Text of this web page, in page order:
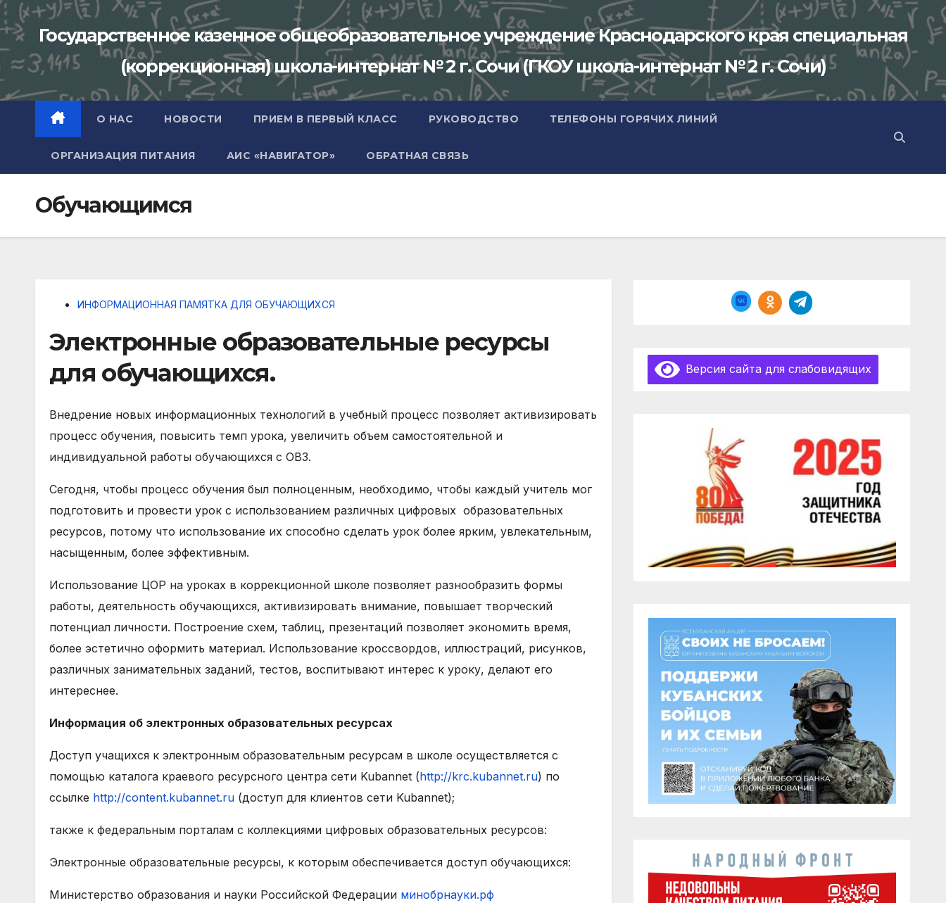
Перейти
к
содержимому
Государственное казенное общеобразовательное учреждение Краснодарского края специальная
(коррекционная) школа-интернат № 2 г. Сочи (ГКОУ школа-интернат № 2 г. Сочи)
О НАС НОВОСТИ ПРИЕМ В ПЕРВЫЙ КЛАСС РУКОВОДСТВО ТЕЛЕФОНЫ ГОРЯЧИХ ЛИНИЙ
ОРГАНИЗАЦИЯ ПИТАНИЯ АИС «НАВИГАТОР» ОБРАТНАЯ СВЯЗЬ
Обучающимся
ИНФОРМАЦИОННАЯ ПАМЯТКА ДЛЯ ОБУЧАЮЩИХСЯ
Электронные образовательные ресурсы
для обучающихся.
Внедрение новых информационных технологий в учебный процесс позволяет активизировать
процесс обучения, повысить темп урока, увеличить объем самостоятельной и
индивидуальной работы обучающихся с ОВЗ.
Сегодня, чтобы процесс обучения был полноценным, необходимо, чтобы каждый учитель мог
подготовить и провести урок с использованием различных цифровых образовательных
ресурсов, потому что использование их способно сделать урок более ярким, увлекательным,
насыщенным, более эффективным.
Использование ЦОР на уроках в коррекционной школе позволяет разнообразить формы
работы, деятельность обучающихся, активизировать внимание, повышает творческий
потенциал личности. Построение схем, таблиц, презентаций позволяет экономить время,
более эстетично оформить материал. Использование кроссвордов, иллюстраций, рисунков,
различных занимательных заданий, тестов, воспитывают интерес к уроку, делают его
интереснее.
Информация об электронных образовательных ресурсах
Доступ учащихся к электронным образовательным ресурсам в школе осуществляется с
помощью каталога краевого ресурсного центра сети Kubannet (http://krc.kubannet.ru) по
ссылке http://content.kubannet.ru (доступ для клиентов сети Kubannet);
также к федеральным порталам с коллекциями цифровых образовательных ресурсов:
Электронные образовательные ресурсы, к которым обеспечивается доступ обучающихся:
Министерство образования и науки Российской Федерации минобрнауки.рф
Версия сайта для слабовидящих